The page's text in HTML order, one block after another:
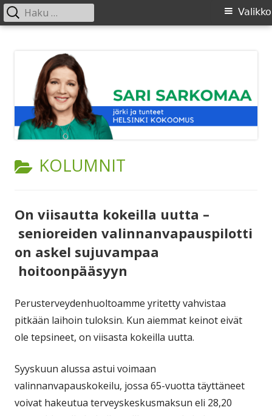
Ensisijainen
Valikko
Haku:
KATEGORIA:
KOLUMNIT
On viisautta kokeilla uutta –
senioreiden valinnanvapauspilotti
on askel sujuvampaa
hoitoonpääsyyn
Perusterveydenhuoltoamme yritetty vahvistaa
pitkään laihoin tuloksin. Kun aiemmat keinot eivät
ole tepsineet, on viisasta kokeilla uutta.
Syyskuun alussa astui voimaan
valinnanvapauskokeilu, jossa 65-vuotta täyttäneet
voivat hakeutua terveyskeskusmaksun eli 28,20